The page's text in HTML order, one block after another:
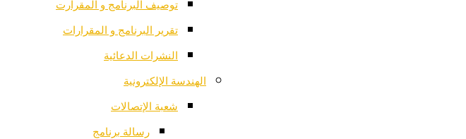
توصيف البرنامج و المقرارت
تقرير البرنامج و المقرارات
النشرات الدعائية
الهندسة الإلكترونية
شعبة الإتصالات
رسالة برنامج